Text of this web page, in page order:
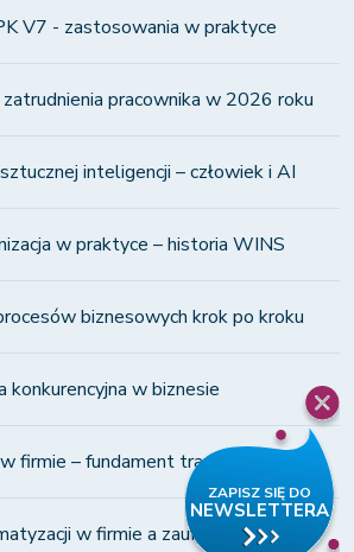
V7 - zastosowania w praktyce
pracownika w 2026 roku
inteligencji – człowiek i AI
w praktyce – historia WINS
biznesowych krok po kroku
konkurencyjna w biznesie
firmie – fundament transformacji
w firmie a zaufanie zespołu